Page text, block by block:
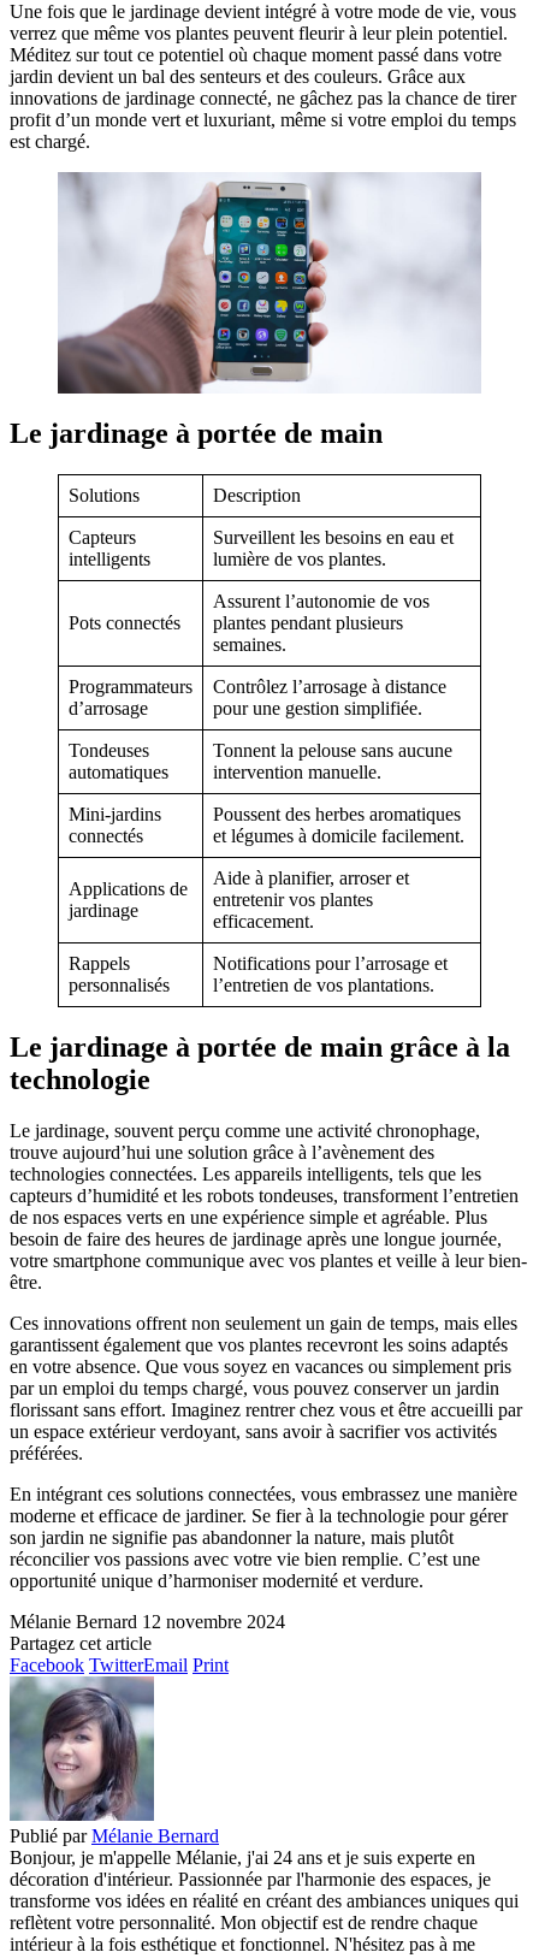
Une fois que le jardinage devient intégré à votre mode de vie, vous
verrez que même vos plantes peuvent fleurir à leur plein potentiel.
Méditez sur tout ce potentiel où chaque moment passé dans votre
jardin devient un bal des senteurs et des couleurs. Grâce aux
innovations de jardinage connecté, ne gâchez pas la chance de tirer
profit d’un monde vert et luxuriant, même si votre emploi du temps
est chargé.
Le jardinage à portée de main
Solutions Description
Capteurs
intelligents
Surveillent les besoins en eau et
lumière de vos plantes.
Pots connectés
Assurent l’autonomie de vos
plantes pendant plusieurs
semaines.
Programmateurs
d’arrosage
Contrôlez l’arrosage à distance
pour une gestion simplifiée.
Tondeuses
automatiques
Tonnent la pelouse sans aucune
intervention manuelle.
Mini-jardins
connectés
Poussent des herbes aromatiques
et légumes à domicile facilement.
Applications de
jardinage
Aide à planifier, arroser et
entretenir vos plantes
efficacement.
Rappels
personnalisés
Notifications pour l’arrosage et
l’entretien de vos plantations.
Le jardinage à portée de main grâce à la
technologie
Le jardinage, souvent perçu comme une activité chronophage,
trouve aujourd’hui une solution grâce à l’avènement des
technologies connectées. Les appareils intelligents, tels que les
capteurs d’humidité et les robots tondeuses, transforment l’entretien
de nos espaces verts en une expérience simple et agréable. Plus
besoin de faire des heures de jardinage après une longue journée,
votre smartphone communique avec vos plantes et veille à leur bien-
être.
Ces innovations offrent non seulement un gain de temps, mais elles
garantissent également que vos plantes recevront les soins adaptés
en votre absence. Que vous soyez en vacances ou simplement pris
par un emploi du temps chargé, vous pouvez conserver un jardin
florissant sans effort. Imaginez rentrer chez vous et être accueilli par
un espace extérieur verdoyant, sans avoir à sacrifier vos activités
préférées.
En intégrant ces solutions connectées, vous embrassez une manière
moderne et efficace de jardiner. Se fier à la technologie pour gérer
son jardin ne signifie pas abandonner la nature, mais plutôt
réconcilier vos passions avec votre vie bien remplie. C’est une
opportunité unique d’harmoniser modernité et verdure.
Mélanie Bernard 12 novembre 2024
Partagez cet article
Facebook TwitterEmail Print
Publié par Mélanie Bernard
Bonjour, je m'appelle Mélanie, j'ai 24 ans et je suis experte en
décoration d'intérieur. Passionnée par l'harmonie des espaces, je
transforme vos idées en réalité en créant des ambiances uniques qui
reflètent votre personnalité. Mon objectif est de rendre chaque
intérieur à la fois esthétique et fonctionnel. N'hésitez pas à me